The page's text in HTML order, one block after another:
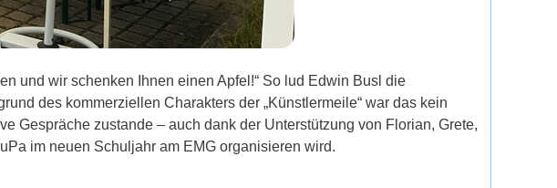
und wir schenken Ihnen einen Apfel!“ So lud Edwin Busl die
des kommerziellen Charakters der „Künstlermeile“ war das kein
Gespräche zustande – auch dank der Unterstützung von Florian, Grete,
im neuen Schuljahr am EMG organisieren wird.